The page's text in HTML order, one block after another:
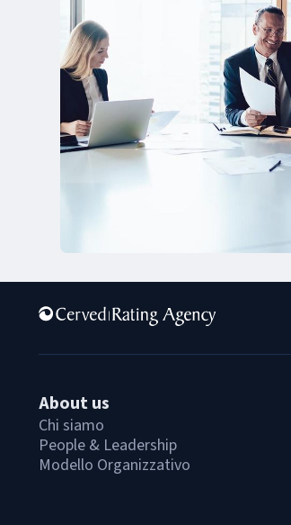
About us
Chi siamo
People & Leadership
Modello Organizzativo